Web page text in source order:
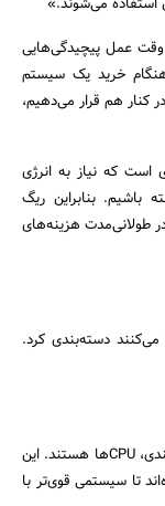
وقت عمل پیچیدگی‌هایی
خرید یک سیستم
کنار هم قرار می‌دهیم،
است که نیاز به انرژی
باشیم. بنابراین ریگ
طولانی‌مدت هزینه‌های
دسته‌بندی کرد.
یکی از ساده‌ترین ریگ‌های ماینینگ برای نصب و پیکربندی، CPUها هستند. این
تا سیستمی قوی‌تر با